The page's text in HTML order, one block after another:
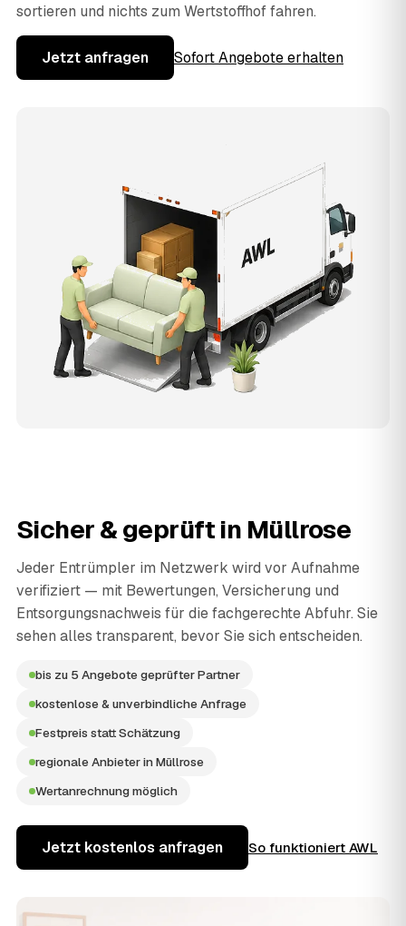
sortieren und nichts zum Wertstoffhof fahren.
Jetzt anfragen Sofort Angebote erhalten
Sicher & geprüft in Müllrose
Jeder Entrümpler im Netzwerk wird vor Aufnahme
verifiziert — mit Bewertungen, Versicherung und
Entsorgungsnachweis für die fachgerechte Abfuhr. Sie
sehen alles transparent, bevor Sie sich entscheiden.
bis zu 5 Angebote geprüfter Partner
kostenlose & unverbindliche Anfrage
Festpreis statt Schätzung
regionale Anbieter in Müllrose
Wertanrechnung möglich
Jetzt kostenlos anfragen So funktioniert AWL